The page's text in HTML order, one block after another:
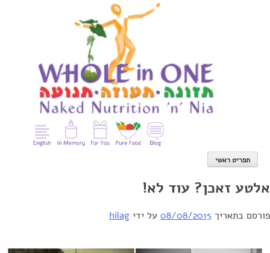
תפריט ראשי
אלטע זאכן? עוד לא!
פורסם בתאריך 08/08/2015 על ידי hilag